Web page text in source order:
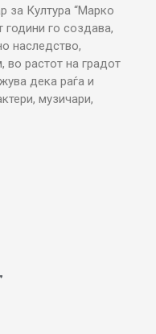
за Култура “Марко
години го создава,
наследство,
во растот на градот
дека раѓа и
музичари,